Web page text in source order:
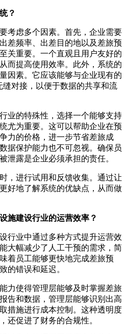
？
考虑多个因素。首先，企业需要
差频率、出差目的地以及差旅预
关重要。一个直观且用户友好的
而提高使用效率。此外，系统的
因素。它应该能够与企业现有的
对接，以便于数据的共享和流
业的特殊性，选择一个能够支持
尤为重要。这可以帮助企业在预
力的价格，进一步节省差旅成
据保护能力也不可忽视。确保员
泄露是企业必须承担的责任。
，进行试用和反馈收集。通过让
好地了解系统的优缺点，从而做
施建设行业的运营效率？
行业中通过多种方式提升运营效
大幅减少了人工干预的需求，简
着员工能够更快地完成差旅预
的错误和延迟。
力使得管理层能够及时掌握差旅
告和数据，管理层能够识别出高
措施进行成本控制。这种透明度
还促进了财务的合规性。